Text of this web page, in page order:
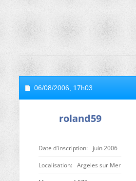
06/08/2006, 17h03
roland59
Date d'inscription juin 2006
Localisation Argeles sur Mer